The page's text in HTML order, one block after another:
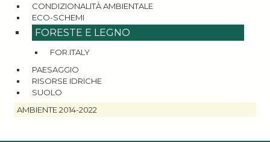
CONDIZIONALITÀ AMBIENTALE
ECO-SCHEMI
FORESTE E LEGNO
FOR.ITALY
PAESAGGIO
RISORSE IDRICHE
SUOLO
AMBIENTE 2014-2022